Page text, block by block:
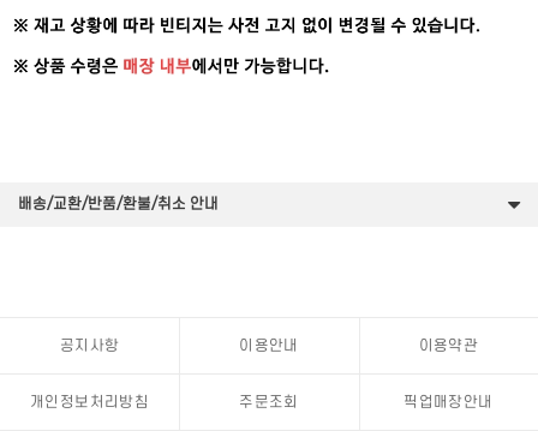
배송/교환/반품/환불/취소 안내
공지사항 이용안내 이용약관
개인정보처리방침 주문조회 픽업매장안내